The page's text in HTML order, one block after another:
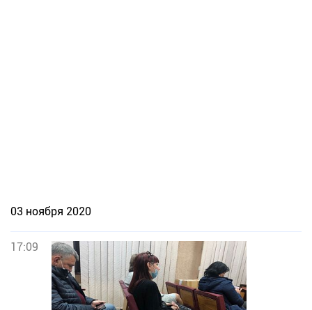
03 ноября 2020
17:09